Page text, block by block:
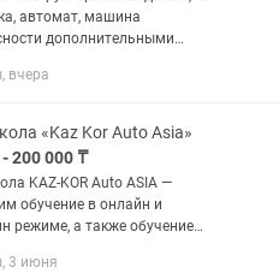
автомат, машина
дополнительными
всем необходимым
вчера
«Kaz Kor Auto Asia»
200 000 ₸
KAZ-KOR Auto ASIA —
обучение в онлайн и
режиме, а также обучение
теоретическая подготовка,
3 июня